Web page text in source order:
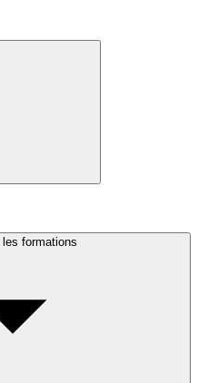
les formations